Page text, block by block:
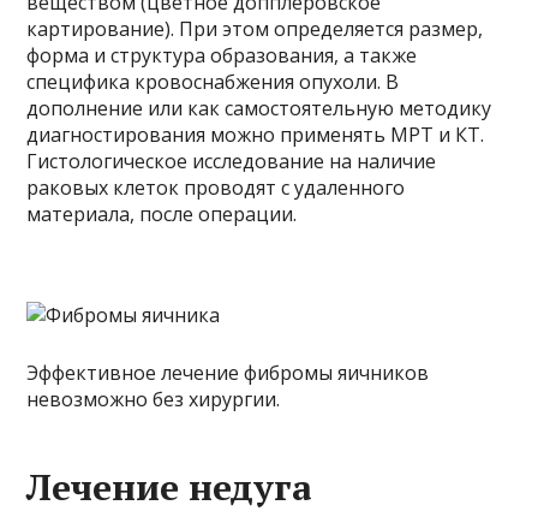
картирование). При этом определяется размер,
форма и структура образования, а также
специфика кровоснабжения опухоли. В
дополнение или как самостоятельную методику
диагностирования можно применять МРТ и КТ.
Гистологическое исследование на наличие
раковых клеток проводят с удаленного
материала, после операции.
Эффективное лечение фибромы яичников
невозможно без хирургии.
Лечение недуга